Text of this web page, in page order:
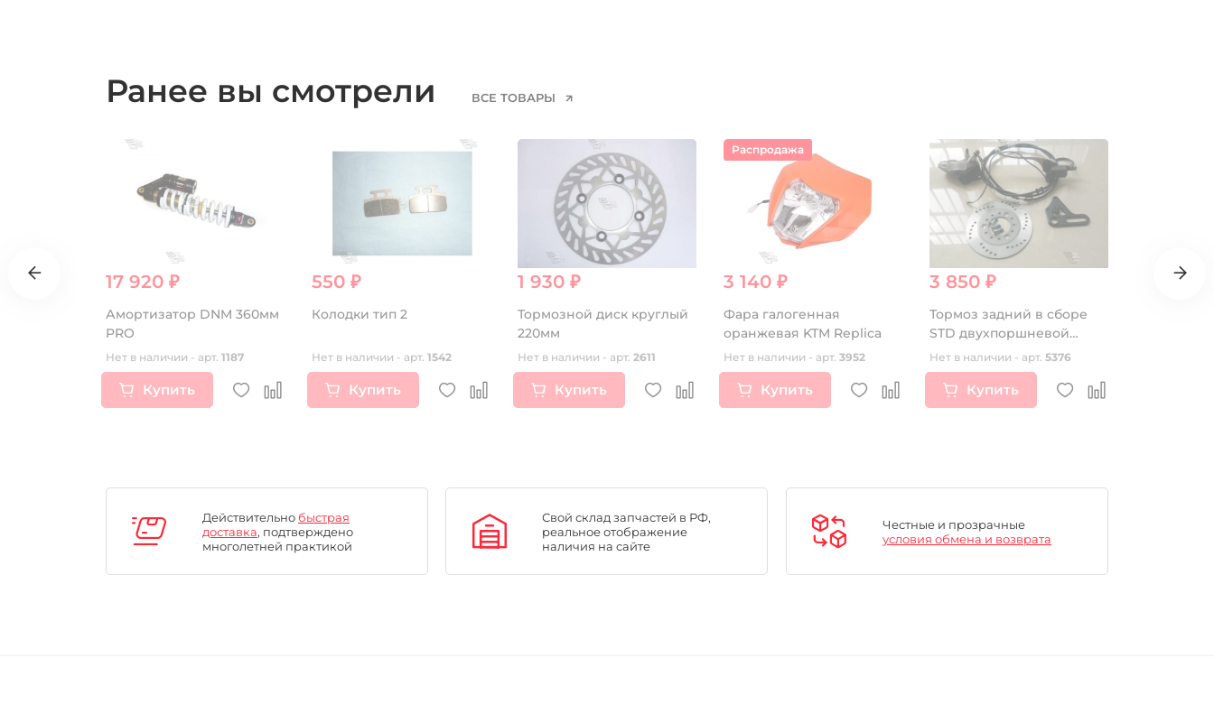
Ранее вы смотрели ВСЕ ТОВАРЫ
17 920 ₽
Амортизатор DNM 360мм
PRO
Нет в наличии - арт. 1187
Купить
550 ₽
Колодки тип 2
Нет в наличии - арт. 1542
Купить
1 930 ₽
Тормозной диск круглый
220мм
Нет в наличии - арт. 2611
Купить
Распродажа
3 140 ₽
Фара галогенная
оранжевая KTM Replica
Нет в наличии - арт. 3952
Купить
3 850 ₽
Тормоз задний в сборе
STD двухпоршневой
180мм
Нет в наличии - арт. 5376
Купить
157 ₽
Действительно быстрая
доставка, подтверждено
многолетней практикой
Свой склад запчастей в РФ,
реальное отображение
наличия на сайте
Честные и прозрачные
условия обмена и возврата